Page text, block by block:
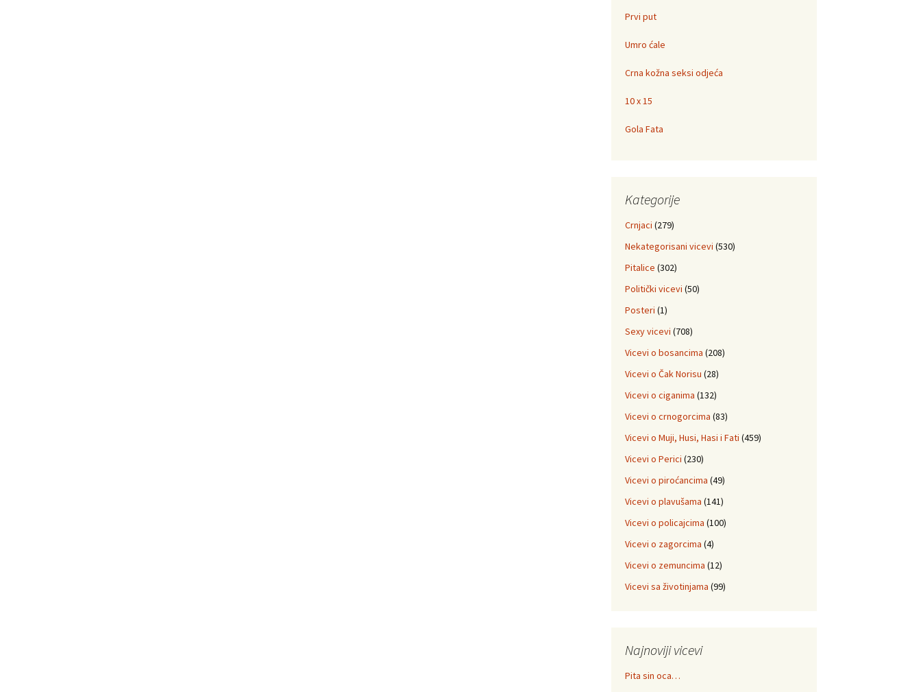
Prvi put
Umro ćale
Crna kožna seksi odjeća
10 x 15
Gola Fata
Kategorije
Crnjaci (279)
Nekategorisani vicevi (530)
Pitalice (302)
Politički vicevi (50)
Posteri (1)
Sexy vicevi (708)
Vicevi o bosancima (208)
Vicevi o Čak Norisu (28)
Vicevi o ciganima (132)
Vicevi o crnogorcima (83)
Vicevi o Muji, Husi, Hasi i Fati (459)
Vicevi o Perici (230)
Vicevi o piroćancima (49)
Vicevi o plavušama (141)
Vicevi o policajcima (100)
Vicevi o zagorcima (4)
Vicevi o zemuncima (12)
Vicevi sa životinjama (99)
Najnoviji vicevi
Pita sin oca…